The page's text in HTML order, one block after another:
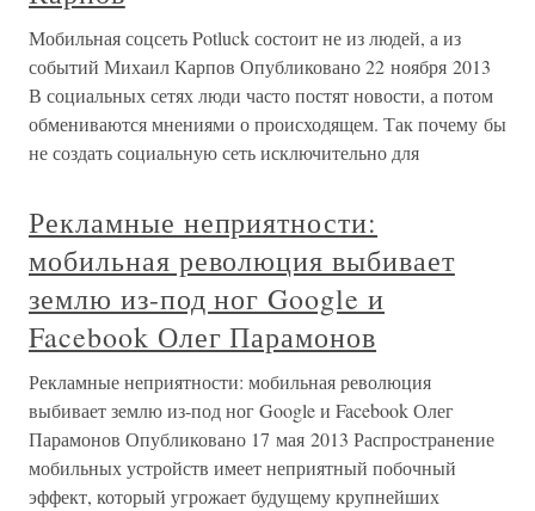
Мобильная соцсеть Potluck состоит не из людей, а из
событий Михаил Карпов Опубликовано 22 ноября 2013
В социальных сетях люди часто постят новости, а потом
обмениваются мнениями о происходящем. Так почему бы
не создать социальную сеть исключительно для
Рекламные неприятности:
мобильная революция выбивает
землю из-под ног Google и
Facebook Олег Парамонов
Рекламные неприятности: мобильная революция
выбивает землю из-под ног Google и Facebook Олег
Парамонов Опубликовано 17 мая 2013 Распространение
мобильных устройств имеет неприятный побочный
эффект, который угрожает будущему крупнейших